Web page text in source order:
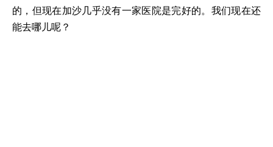
的，但现在加沙几乎没有一家医院是完好的。我们现在还
能去哪儿呢？